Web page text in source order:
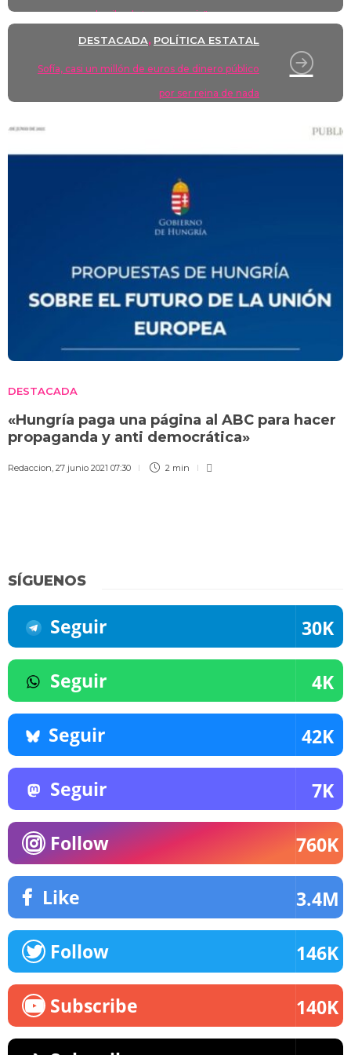
derribar la tauromaquia"
DESTACADA, POLÍTICA ESTATAL
Sofía, casi un millón de euros de dinero público
por ser reina de nada
DESTACADA
«Hungría paga una página al ABC para hacer
propaganda y anti democrática»
Redaccion 27 junio 2021 07:30 2 min
SÍGUENOS
Seguir 30K
Seguir 4K
Seguir 42K
Seguir 7K
Follow 760K
Like 3.4M
Follow 146K
Subscribe 140K